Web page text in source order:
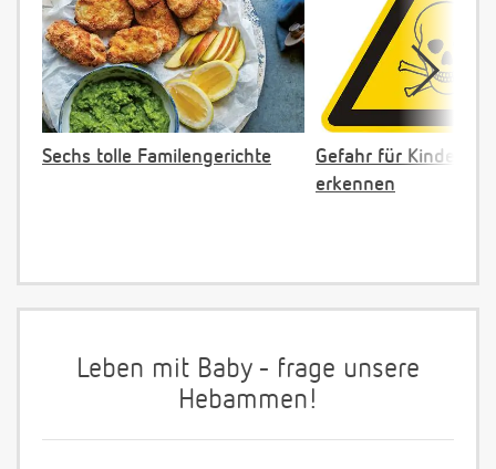
Sechs tolle Familengerichte
Gefahr für Kinder:
erkennen
Leben mit Baby - frage unsere
Hebammen!